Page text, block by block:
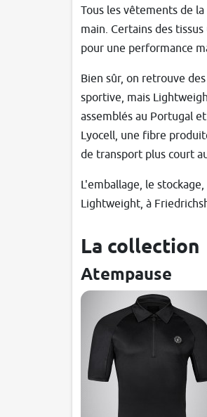
Tous les vêtements de
main. Certains des
pour une performance
Bien sûr, on retrouve
sportive, mais
assemblés au Portugal
Lyocell, une fibre
de transport plus court
L'emballage, le
Lightweight, à
La collection
Atempause